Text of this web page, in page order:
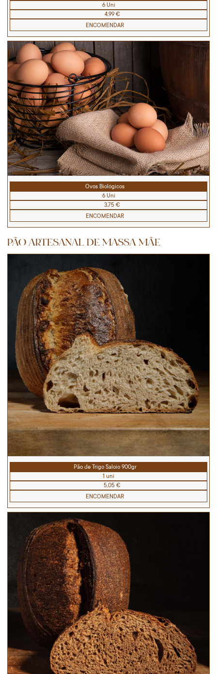
6 Uni
4,99 €
ENCOMENDAR
Ovos Biológicos
6 Uni
3,75 €
ENCOMENDAR
PÃO ARTESANAL DE MASSA MÃE
Pão de Trigo Saloio 900gr
1 uni
5,05 €
ENCOMENDAR